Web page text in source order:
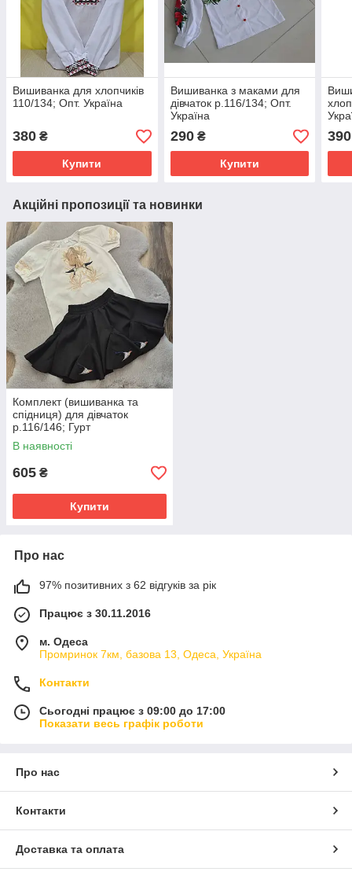
Вишиванка для хлопчиків
110/134; Опт. Україна
380 ₴
Купити
Вишиванка з маками для
дівчаток р.116/134; Опт.
Україна
290₴
Купити
390
Акційні пропозиції та новинки
Комплект (вишиванка та
спідниця) для дівчаток
р.116/146; Гурт
В наявності
605 ₴
Купити
Про нас
97% позитивних з 62 відгуків за рік
Працює з 30.11.2016
м. Одеса
Промринок 7км, базова 13, Одеса, Україна
Контакти
Сьогодні працює з 09:00 до 17:00
Показати весь графік роботи
Про нас
Контакти
Доставка та оплата